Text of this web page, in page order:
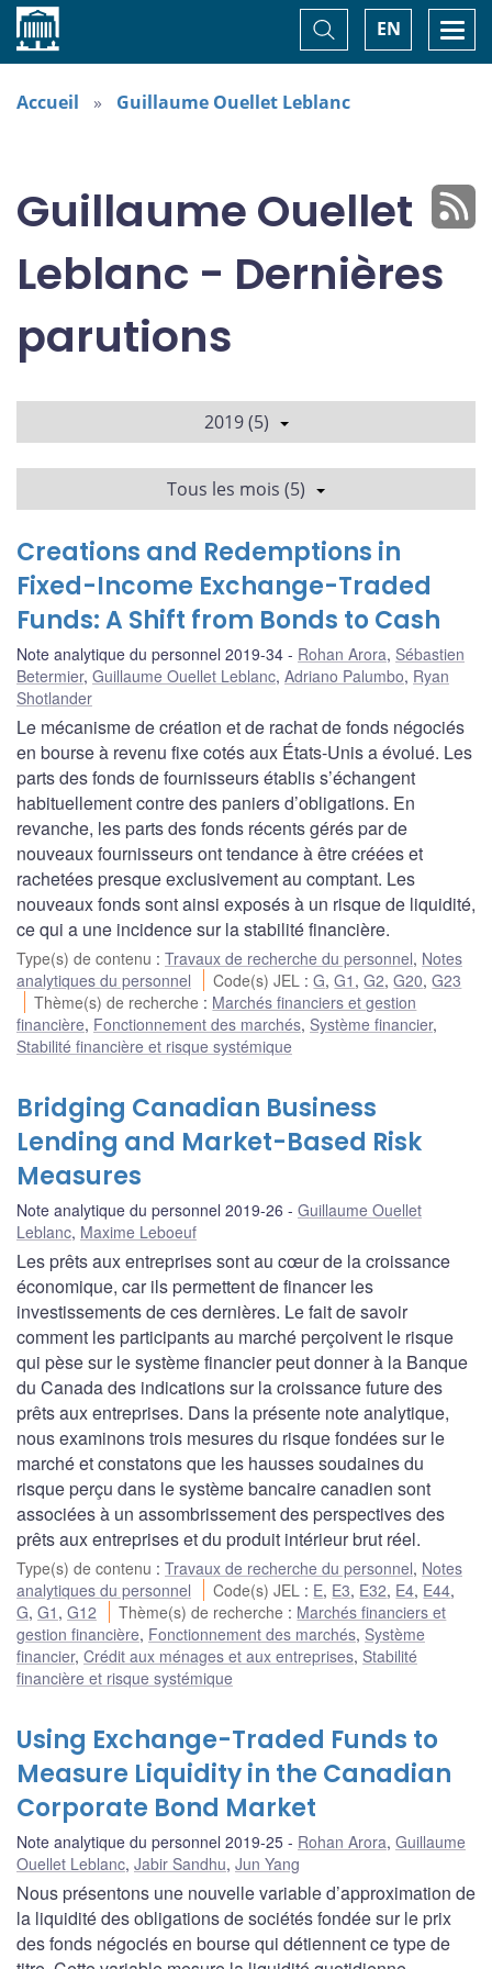
Accueil EN
Basculer
la
recherche
Accueil
Guillaume Ouellet Leblanc
Guillaume Ouellet
Leblanc - Dernières
parutions
2019 (5)
Tous les mois (5)
Creations and Redemptions in
Fixed-Income Exchange-Traded
Funds: A Shift from Bonds to Cash
Note analytique du personnel 2019-34 Rohan Arora, Sébastien
Betermier, Guillaume Ouellet Leblanc, Adriano Palumbo, Ryan
Shotlander
Le mécanisme de création et de rachat de fonds négociés
en bourse à revenu fixe cotés aux États-Unis a évolué. Les
parts des fonds de fournisseurs établis s’échangent
habituellement contre des paniers d’obligations. En
revanche, les parts des fonds récents gérés par de
nouveaux fournisseurs ont tendance à être créées et
rachetées presque exclusivement au comptant. Les
nouveaux fonds sont ainsi exposés à un risque de liquidité,
ce qui a une incidence sur la stabilité financière.
Type(s) de contenu : Travaux de recherche du personnel, Notes
analytiques du personnel
Code(s) JEL :G,G1 ,G2,G20,G23
Thème(s) de recherche : Marchés financiers et gestion
financière, Fonctionnement des marchés, Système financier,
Stabilité financière et risque systémique
Bridging Canadian Business
Lending and Market-Based Risk
Measures
Note analytique du personnel 2019-26
Guillaume Ouellet
Leblanc, Maxime Leboeuf
Les prêts aux entreprises sont au cœur de la croissance
économique, car ils permettent de financer les
investissements de ces dernières. Le fait de savoir
comment les participants au marché perçoivent le risque
qui pèse sur le système financier peut donner à la Banque
du Canada des indications sur la croissance future des
prêts aux entreprises. Dans la présente note analytique,
nous examinons trois mesures du risque fondées sur le
marché et constatons que les hausses soudaines du
risque perçu dans le système bancaire canadien sont
associées à un assombrissement des perspectives des
prêts aux entreprises et du produit intérieur brut réel.
Type(s) de contenu : Travaux de recherche du personnel, Notes
analytiques du personnel
Code(s) JEL : E, E3, E32, E4, E44,
G, G1 , G12 Thème(s) de recherche : Marchés financiers et
gestion financière, Fonctionnement des marchés, Système
financier, Crédit aux ménages et aux entreprises, Stabilité
financière et risque systémique
Using Exchange-Traded Funds to
Measure Liquidity in the Canadian
Corporate Bond Market
Note analytique du personnel 2019-25 Rohan Arora, Guillaume
Ouellet Leblanc, Jabir Sandhu, Jun Yang
Nous présentons une nouvelle variable d’approximation de
la liquidité des obligations de sociétés fondée sur le prix
des fonds négociés en bourse qui détiennent ce type de